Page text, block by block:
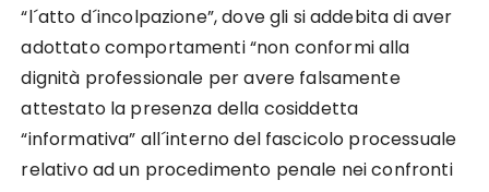
“l´atto d´incolpazione”, dove gli si addebita di aver
adottato comportamenti “non conformi alla
dignità professionale per avere falsamente
attestato la presenza della cosiddetta
“informativa” all´interno del fascicolo processuale
relativo ad un procedimento penale nei confronti